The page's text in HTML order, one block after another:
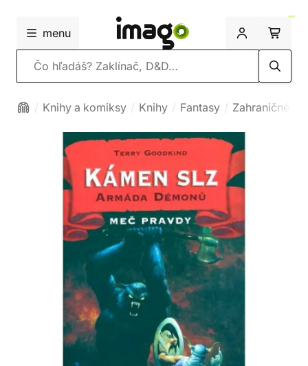
menu
Vyhľadávanie
Knihy a komiksy Knihy Fantasy Zahraničné